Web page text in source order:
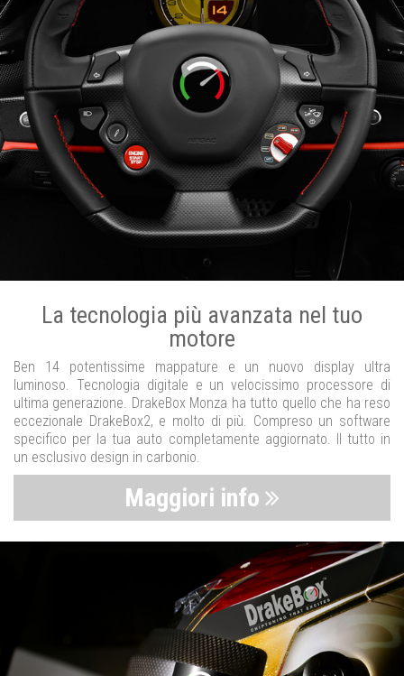
La tecnologia più avanzata nel tuo
motore
Ben 14 potentissime mappature e un nuovo display ultra
luminoso. Tecnologia digitale e un velocissimo processore di
ultima generazione. DrakeBox Monza ha tutto quello che ha reso
eccezionale DrakeBox2, e molto di più. Compreso un software
specifico per la tua auto completamente aggiornato. Il tutto in
un esclusivo design in carbonio.
Maggiori info